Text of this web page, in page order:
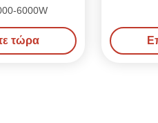
6000W
τώρα